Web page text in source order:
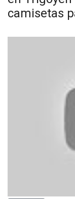
camisetas